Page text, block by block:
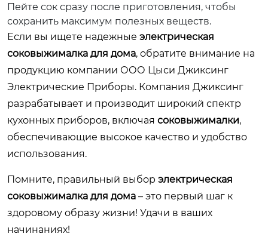
Пейте сок сразу после приготовления, чтобы
сохранить максимум полезных веществ.
Если вы ищете надежные электрическая
соковыжималка для дома, обратите внимание на
продукцию компании ООО Цыси Джиксинг
Электрические Приборы. Компания Джиксинг
разрабатывает и производит широкий спектр
кухонных приборов, включая соковыжималки,
обеспечивающие высокое качество и удобство
использования.
Помните, правильный выбор электрическая
соковыжималка для дома – это первый шаг к
здоровому образу жизни! Удачи в ваших
начинаниях!